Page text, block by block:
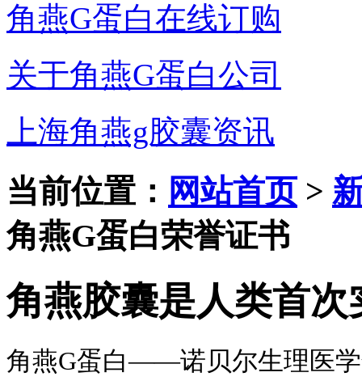
角燕G蛋白在线订购
关于角燕G蛋白公司
上海角燕g胶囊资讯
当前位置： 网站首页>
角燕G蛋白荣誉证书
角燕胶囊是人类首
角燕G蛋白——诺贝尔生理医